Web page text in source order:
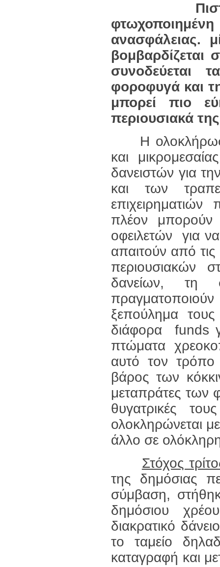
ανασφάλειας.
βομβαρδίζεται
συνοδεύεται
φοροφυγά και
μπορεί πιο
περιουσιακά
Η ολοκλήρωση
και
δανειστών για
και των
πλέον μπορούν
οφειλετών για
απαιτούν από
περιουσιακών
δανείων, τη
ξεπούλημα
διάφορα funds
πτώματα
αυτό τον τρόπο
βάρος των
μεταπράτες των
θυγατρικές
ολοκληρώνεται
άλλο σε
Στόχος
της δημόσιας
σύμβαση,
δημόσιου
διακρατικό
το ταμείο
καταγραφή και